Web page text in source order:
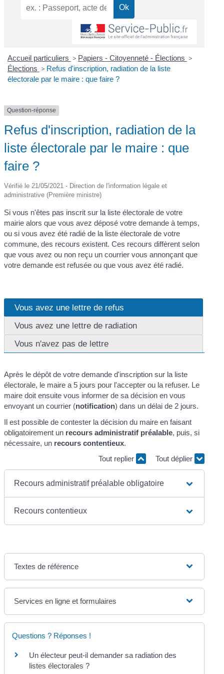
Accueil particuliers > Papiers - Citoyenneté - Élections >
Élections > Refus d'inscription, radiation de la liste
électorale par le maire : que faire ?
Question-réponse
Refus d'inscription, radiation de la
liste électorale par le maire : que
faire ?
Vérifié le 21/05/2021 - Direction de l'information légale et
administrative (Première ministre)
Si vous n'êtes pas inscrit sur la liste électorale de votre
mairie alors que vous avez déposé votre demande à temps,
ou si vous avez été radié de la liste électorale de votre
commune, des recours existent. Ces recours diffèrent selon
que vous avez ou non reçu un courrier vous annonçant que
votre demande est refusée ou que vous avez été radié.
Vous avez une lettre de refus
Vous avez une lettre de radiation
Vous n'avez pas de lettre
Après le dépôt de votre demande d'inscription sur la liste
électorale, le maire a 5 jours pour l'accepter ou la refuser. Le
maire doit ensuite vous informer de sa décision en vous
envoyant un courrier (notification) dans un délai de 2 jours.
Il est possible de contester la décision du maire en faisant
obligatoirement un recours administratif préalable, puis, si
nécessaire, un recours contentieux.
Tout replier
Tout déplier
Recours administratif préalable obligatoire
Recours contentieux
Textes de référence
Services en ligne et formulaires
Questions ? Réponses !
Un électeur peut-il demander sa radiation des
listes électorales ?